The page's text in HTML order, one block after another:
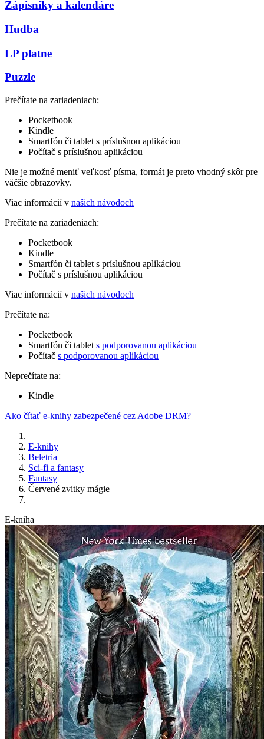
Zápisníky a kalendáre
Hudba
LP platne
Puzzle
Prečítate na zariadeniach:
Pocketbook
Kindle
Smartfón či tablet s príslušnou aplikáciou
Počítač s príslušnou aplikáciou
Nie je možné meniť veľkosť písma, formát je preto vhodný skôr pre
väčšie obrazovky.
Viac informácií v našich návodoch
Prečítate na zariadeniach:
Pocketbook
Kindle
Smartfón či tablet s príslušnou aplikáciou
Počítač s príslušnou aplikáciou
Viac informácií v našich návodoch
Prečítate na:
Pocketbook
Smartfón či tablet s podporovanou aplikáciou
Počítač s podporovanou aplikáciou
Neprečítate na:
Kindle
Ako čítať e-knihy zabezpečené cez Adobe DRM?
E-knihy
Beletria
Sci-fi a fantasy
Fantasy
Červené zvitky mágie
E-kniha